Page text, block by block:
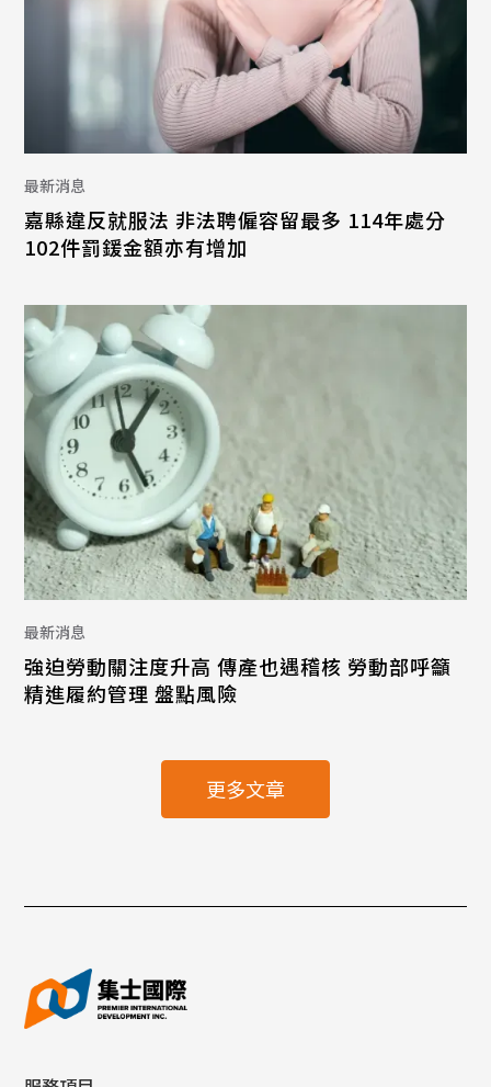
最新消息
嘉縣違反就服法 非法聘僱容留最多 114年處分
102件罰鍰金額亦有增加
最新消息
強迫勞動關注度升高 傳產也遇稽核 勞動部呼籲
精進履約管理 盤點風險
更多文章